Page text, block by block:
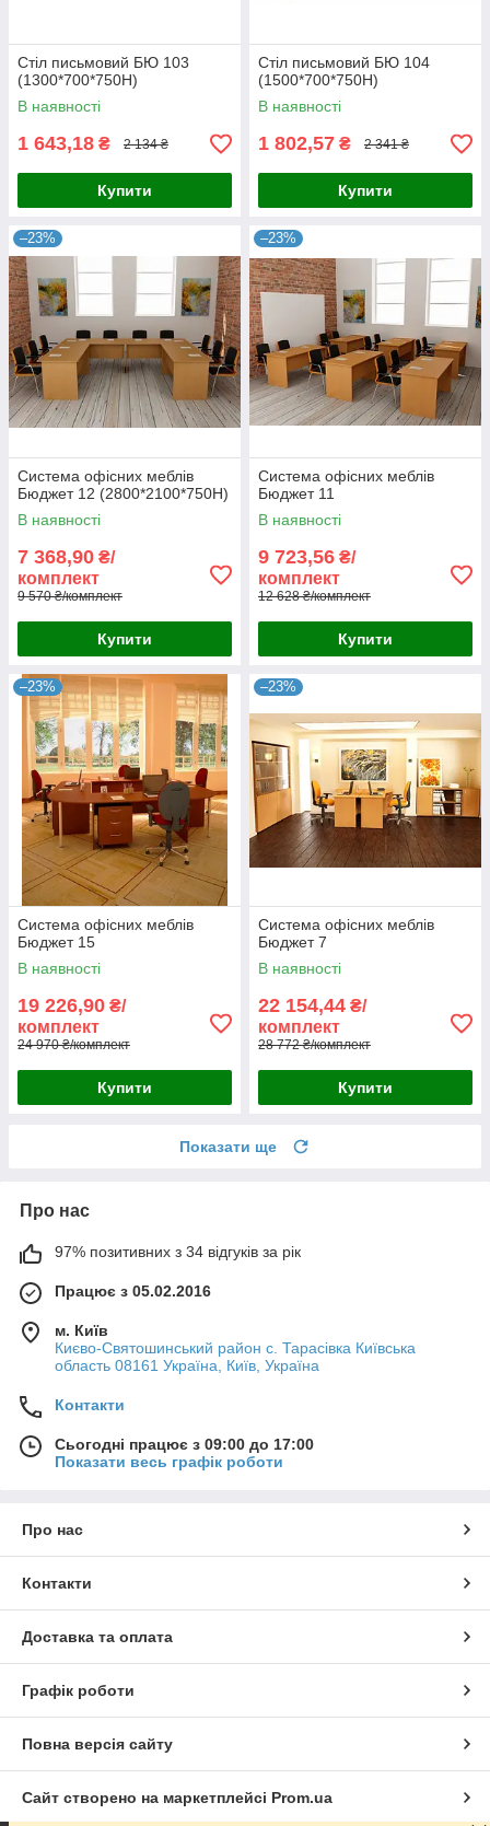
Стіл письмовий БЮ 103
(1300*700*750Н)
В наявності
1 643,18 ₴ 2 134 ₴
Купити
Стіл письмовий БЮ 104
(1500*700*750Н)
В наявності
1 802,57 ₴ 2 341 ₴
Купити
–23%
Система офісних меблів
Бюджет 12 (2800*2100*750Н)
В наявності
7 368,90 ₴/
комплект
9 570 ₴/комплект
Купити
–23%
Система офісних меблів
Бюджет 11
В наявності
9 723,56 ₴/
комплект
12 628 ₴/комплект
Купити
–23%
Система офісних меблів
Бюджет 15
В наявності
19 226,90 ₴/
комплект
24 970 ₴/комплект
Купити
–23%
Система офісних меблів
Бюджет 7
В наявності
22 154,44 ₴/
комплект
28 772 ₴/комплект
Купити
Показати ще
Про нас
97% позитивних з 34 відгуків за рік
Працює з 05.02.2016
м. Київ
Києво-Святошинський район с. Тарасівка Київська
область 08161 Україна, Київ, Україна
Контакти
Сьогодні працює з 09:00 до 17:00
Показати весь графік роботи
Про нас
Контакти
Доставка та оплата
Графік роботи
Повна версія сайту
Сайт створено на маркетплейсі Prom.ua